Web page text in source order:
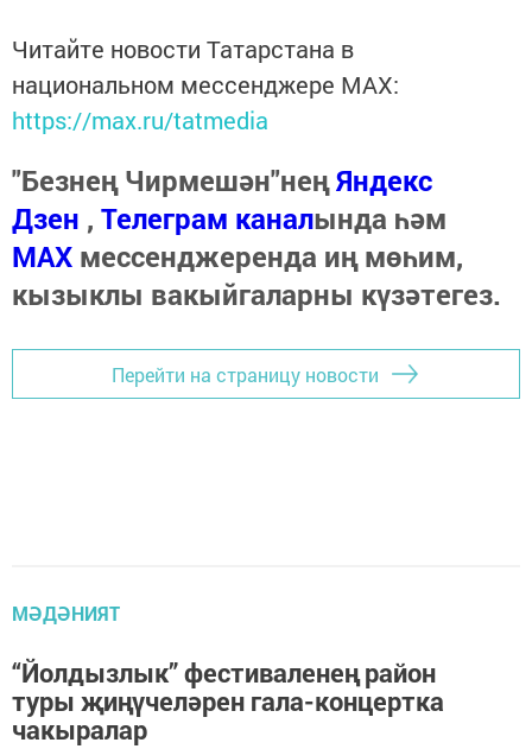
Читайте новости Татарстана в
национальном мессенджере MАХ:
https://max.ru/tatmedia
"Безнең Чирмешән"неңЯндекс
Дзен , Телеграм каналында һәм
МАХ мессенджеренда иң мөһим,
кызыклы вакыйгаларны күзәтегез.
Перейти на страницу новости
МӘДӘНИЯТ
“Йолдызлык” фестиваленең район
туры җиңүчеләрен гала-концертка
чакыралар